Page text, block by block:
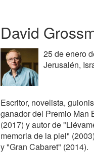
David
25 de enero
Jerusalén,
Escritor, novelista,
ganador del Premio Man
(2017) y autor de
memoria de la piel"
y "Gran Cabaret" (2014).